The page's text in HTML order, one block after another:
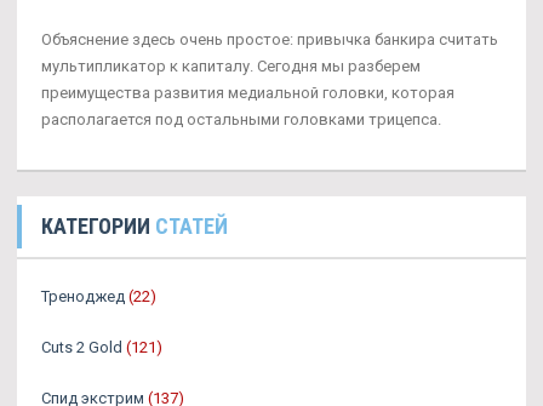
Объяснение здесь очень простое: привычка банкира считать
мультипликатор к капиталу. Сегодня мы разберем
преимущества развития медиальной головки, которая
располагается под остальными головками трицепса.
КАТЕГОРИИ СТАТЕЙ
Треноджед (22)
Cuts 2 Gold (121)
Спид экстрим (137)